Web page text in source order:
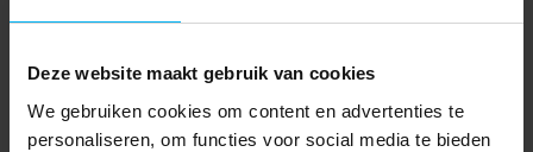
Deze website maakt gebruik van cookies
We gebruiken cookies om content en advertenties te
personaliseren, om functies voor social media te bieden